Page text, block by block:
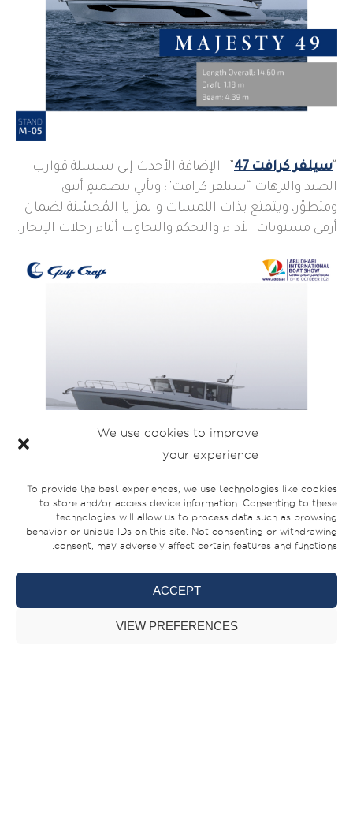
We use cookies to improve
your experience
To provide the best experiences, we use technologies like cookies
to store and/or access device information. Consenting to these
technologies will allow us to process data such as browsing
behavior or unique IDs on this site. Not consenting or withdrawing
consent, may adversely affect certain features and functions.
ACCEPT
VIEW PREFERENCES
سيلفر كرافت 47
” –الإضافة الأحدث إلى سلسلة قوارب
الصيد والنزهات “سيلفر كرافت”؛ ويأتي بتصميمٍ أنيق
ومتطوّر، ويتمتع بذات اللمسات والمزايا المُحسّنة لضمان
أرقى مستويات الأداء والتحكم والتجاوب أثناء رحلات الإبحار.
“
القوة والأداء والتصميم الاستثنائي، ويتميز قارب “أوريكس